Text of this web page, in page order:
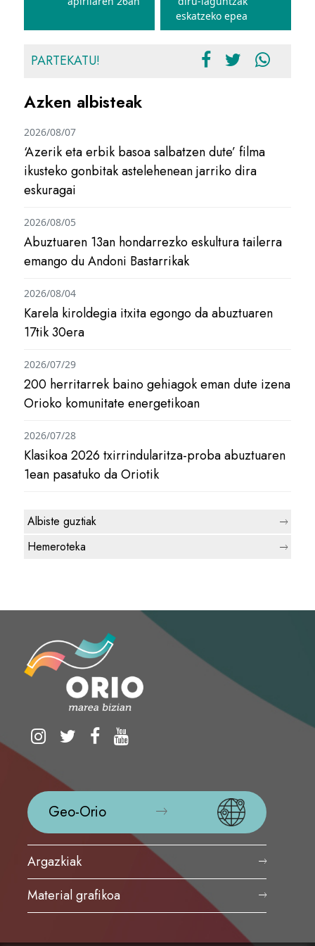
eskatzeko epea
PARTEKATU!
Azken albisteak
‘Azerik eta erbik basoa salbatzen dute’ filma
ikusteko gonbitak astelehenean jarriko dira
eskuragai
2026/08/07
Abuztuaren 13an hondarrezko eskultura tailerra
emango du Andoni Bastarrikak
2026/08/05
Karela kiroldegia itxita egongo da abuztuaren
17tik 30era
2026/08/04
200 herritarrek baino gehiagok eman dute izena
Orioko komunitate energetikoan
2026/07/29
Klasikoa 2026 txirrindularitza-proba abuztuaren
1ean pasatuko da Oriotik
2026/07/28
Albiste guztiak
Hemeroteka
Geo-Orio
Argazkiak
Material grafikoa